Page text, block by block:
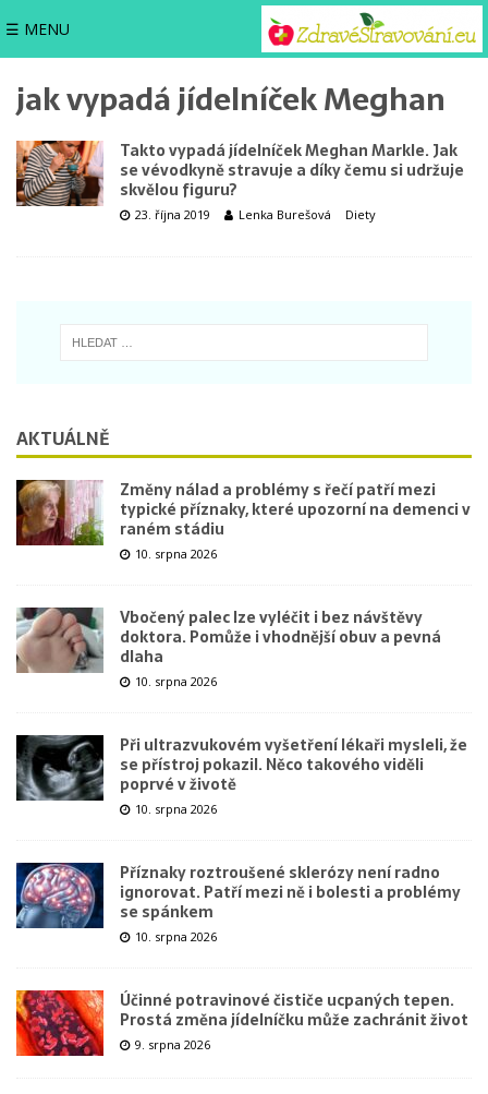
☰ MENU
jak vypadá jídelníček Meghan
Takto vypadá jídelníček Meghan Markle. Jak
se vévodkyně stravuje a díky čemu si udržuje
skvělou figuru?
23. října 2019 Lenka Burešová Diety
AKTUÁLNĚ
Změny nálad a problémy s řečí patří mezi
typické příznaky, které upozorní na demenci v
raném stádiu
10. srpna 2026
Vbočený palec lze vyléčit i bez návštěvy
doktora. Pomůže i vhodnější obuv a pevná
dlaha
10. srpna 2026
Při ultrazvukovém vyšetření lékaři mysleli, že
se přístroj pokazil. Něco takového viděli
poprvé v životě
10. srpna 2026
Příznaky roztroušené sklerózy není radno
ignorovat. Patří mezi ně i bolesti a problémy
se spánkem
10. srpna 2026
Účinné potravinové čističe ucpaných tepen.
Prostá změna jídelníčku může zachránit život
9. srpna 2026